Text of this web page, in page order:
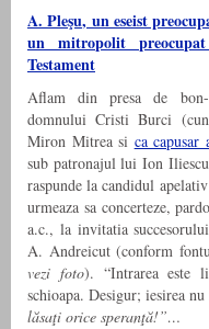
A. Pleşu, un eseist
un mitropolit
Testament
Aflam din presa de bon-
domnului Cristi Burci
Miron Mitrea si ca capusar
sub patronajul lui Ion
raspunde la candidul
urmeaza sa concerteze,
a.c., la invitatia
A. Andreicut (conform
vezi foto). “Intrarea este
schioapa. Desigur; iesirea
lăsaţi orice speranţă!”…